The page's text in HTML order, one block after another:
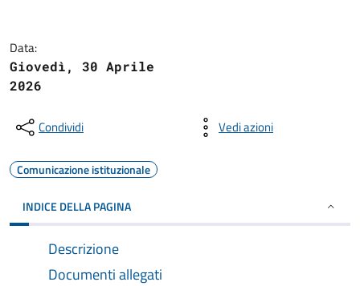
Data:
Giovedì, 30 Aprile
2026
Condividi Vedi azioni
Comunicazione istituzionale
INDICE DELLA PAGINA
Descrizione
Documenti allegati